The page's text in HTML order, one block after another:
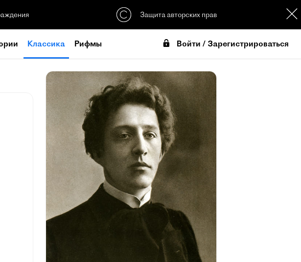
Защита авторских прав
Классика Рифмы Войти / Зарегистрироваться